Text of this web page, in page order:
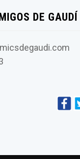
DE GAUDÍ